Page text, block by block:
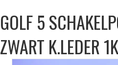
GOLF 5
ZWART K.LEDER